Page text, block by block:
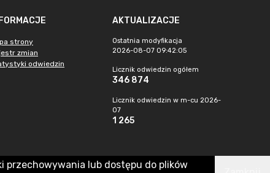
strony
zmian
odwiedzin
AKTUALIZACJE
Ostatnia modyfikacja
2026-08-07 09:42:05
Licznik odwiedzin ogółem
346 874
Licznik odwiedzin w m-cu 2026-
07
1 265
przechowywania lub dostępu do plików